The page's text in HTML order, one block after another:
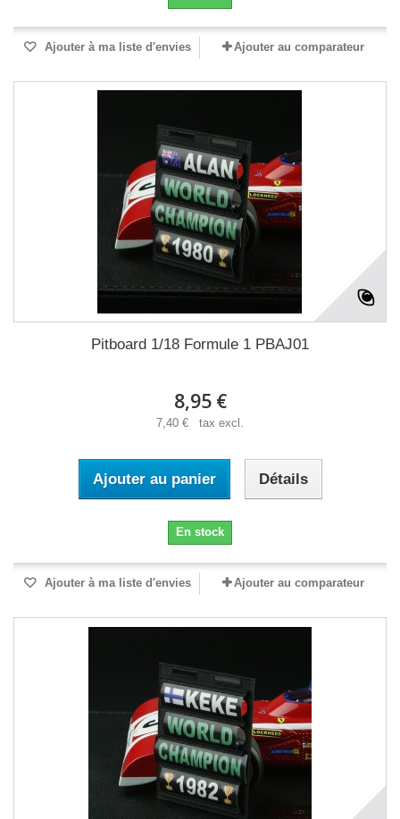
Ajouter à ma liste d'envies Ajouter au comparateur
Pitboard 1/18 Formule 1 PBAJ01
8,95 €
7,40 € tax excl.
Ajouter au panier Détails
En stock
Ajouter à ma liste d'envies Ajouter au comparateur